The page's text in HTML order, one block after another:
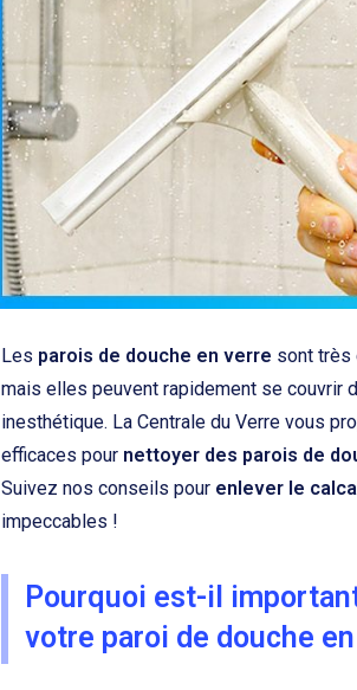
Les parois de douche en verre sont très
mais elles peuvent rapidement se couvrir
inesthétique. La Centrale du Verre vous
efficaces pour nettoyer des parois de
Suivez nos conseils pour enlever le
impeccables !
Pourquoi est-il
votre paroi de douche